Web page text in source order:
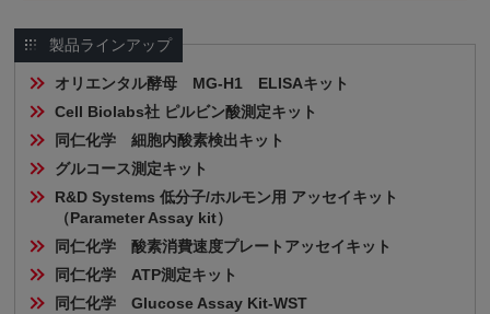
製品ラインアップ
オリエンタル酵母　MG-H1　ELISAキット
Cell Biolabs社 ピルビン酸測定キット
同仁化学　細胞内酸素検出キット
グルコース測定キット
R&D Systems 低分子/ホルモン用 アッセイキット
（Parameter Assay kit）
同仁化学　酸素消費速度プレートアッセイキット
同仁化学　ATP測定キット
同仁化学　Glucose Assay Kit-WST